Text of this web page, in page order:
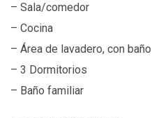
– Sala/comedor
– Cocina
– Área de lavadero, con baño
– 3 Dormitorios
– Baño familiar